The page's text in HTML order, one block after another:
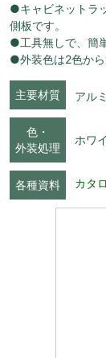
●キャビネットラ
側板です。
●工具無しで、簡
●外装色は2色から
主要材質 アル
色・
外装処理
ホワ
各種資料 カタ